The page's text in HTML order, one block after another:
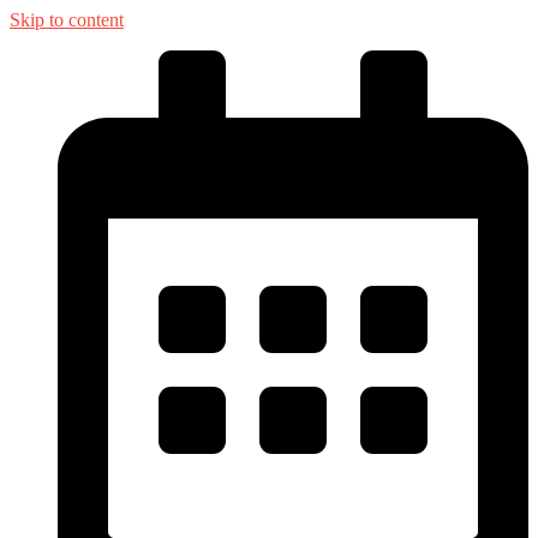
Skip to content